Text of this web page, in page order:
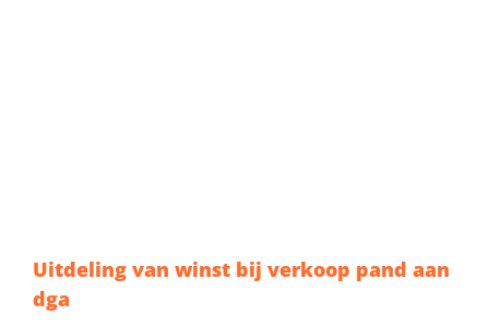
Uitdeling van winst bij verkoop pand aan
dga